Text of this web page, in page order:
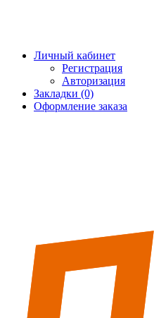
Личный кабинет
Регистрация
Авторизация
Закладки (0)
Оформление заказа